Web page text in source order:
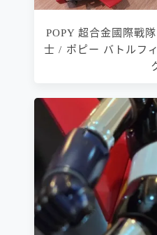
POPY 超合金國際戰
士 / ポピー バトルフ